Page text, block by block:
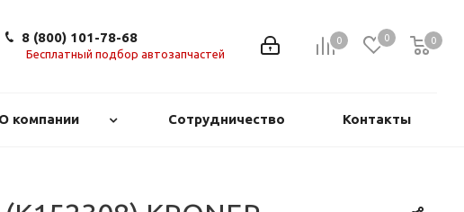
0 0 0
0
8 (800) 101-78-68
Бесплатный подбор автозапчастей
О компании Сотрудничество Контакты